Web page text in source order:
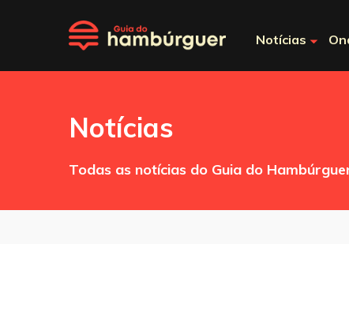
Notícias
Notícias
Todas as notícias do Guia do